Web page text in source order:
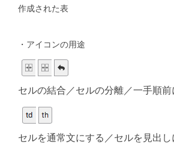
作成された表
・アイコンの用途
セルの結合／セルの分離／一手順前
セルを通常文にする／セルを見出し